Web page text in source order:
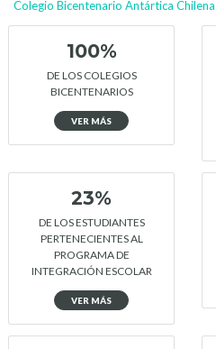
Colegio Bicentenario Antártica Chilena
100%
DE LOS COLEGIOS
BICENTENARIOS
VER MÁS
23%
DE LOS ESTUDIANTES
PERTENECIENTES AL
PROGRAMA DE
INTEGRACIÓN ESCOLAR
VER MÁS